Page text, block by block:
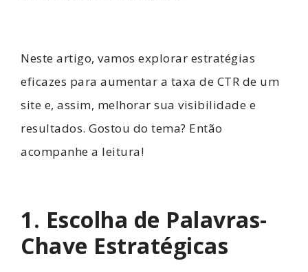
Neste artigo, vamos explorar estratégias
eficazes para aumentar a taxa de CTR de um
site e, assim, melhorar sua visibilidade e
resultados. Gostou do tema? Então
acompanhe a leitura!
1. Escolha de Palavras-
Chave Estratégicas